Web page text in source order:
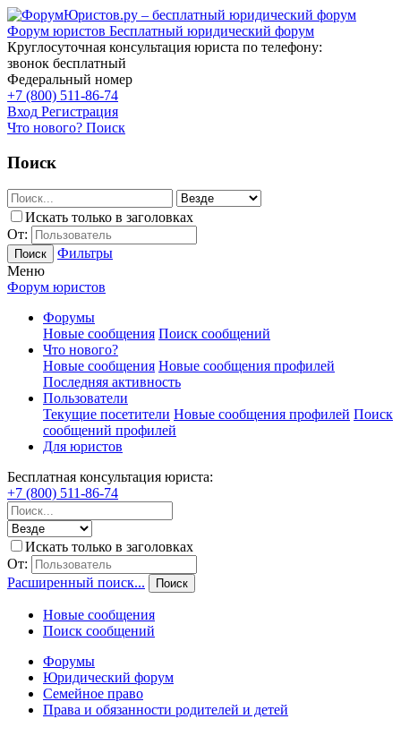
Форум юристов Бесплатный юридический форум
Круглосуточная консультация юриста по телефону:
звонок бесплатный
Федеральный номер
+7 (800) 511-86-74
Вход Регистрация
Что нового? Поиск
Поиск
Искать только в заголовках
От:
Поиск
Фильтры
Меню
Форум юристов
Форумы
Новые сообщения Поиск сообщений
Что нового?
Новые сообщения Новые сообщения профилей
Последняя активность
Пользователи
Текущие посетители Новые сообщения профилей Поиск
сообщений профилей
Для юристов
Бесплатная консультация юриста:
+7 (800) 511-86-74
Искать только в заголовках
От:
Расширенный поиск...
Поиск
Новые сообщения
Поиск сообщений
Форумы
Юридический форум
Семейное право
Права и обязанности родителей и детей